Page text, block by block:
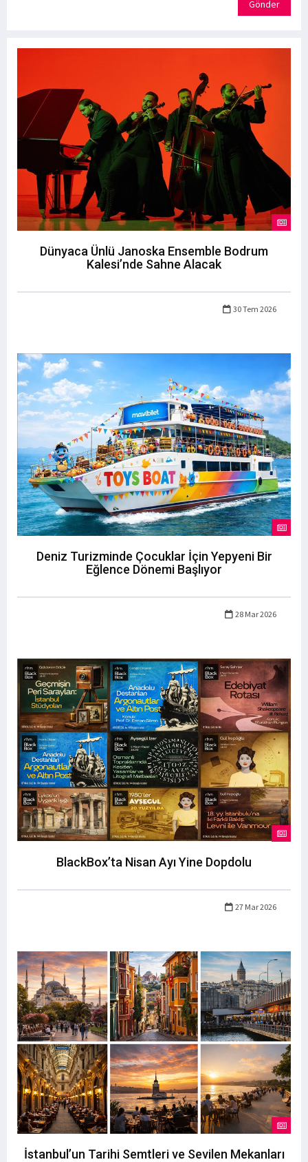
Gönder
Dünyaca Ünlü Janoska Ensemble Bodrum
Kalesi’nde Sahne Alacak
30 Tem 2026
Deniz Turizminde Çocuklar İçin Yepyeni Bir
Eğlence Dönemi Başlıyor
28 Mar 2026
BlackBox’ta Nisan Ayı Yine Dopdolu
27 Mar 2026
İstanbul’un Tarihi Semtleri ve Sevilen Mekanları